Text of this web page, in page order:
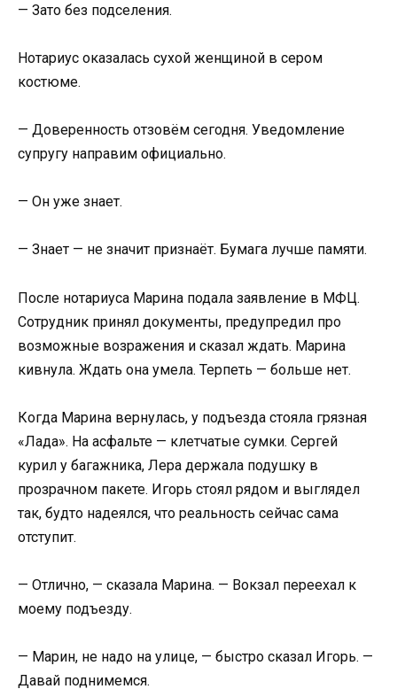
— Зато без подселения.
Нотариус оказалась сухой женщиной в сером
костюме.
— Доверенность отзовём сегодня. Уведомление
супругу направим официально.
— Он уже знает.
— Знает — не значит признаёт. Бумага лучше памяти.
После нотариуса Марина подала заявление в МФЦ.
Сотрудник принял документы, предупредил про
возможные возражения и сказал ждать. Марина
кивнула. Ждать она умела. Терпеть — больше нет.
Когда Марина вернулась, у подъезда стояла грязная
«Лада». На асфальте — клетчатые сумки. Сергей
курил у багажника, Лера держала подушку в
прозрачном пакете. Игорь стоял рядом и выглядел
так, будто надеялся, что реальность сейчас сама
отступит.
— Отлично, — сказала Марина. — Вокзал переехал к
моему подъезду.
— Марин, не надо на улице, — быстро сказал Игорь. —
Давай поднимемся.